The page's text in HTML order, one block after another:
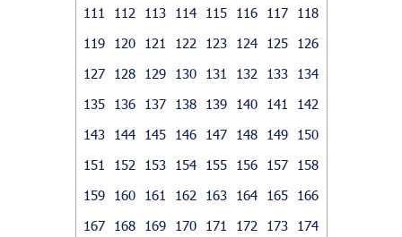
111
112 113 114 115 116 117
118
119
120 121 122 123 124 125
126
127
128 129 130 131 132 133
134
135
136 137 138 139 140 141
142
143
144 145 146 147 148 149
150
151
152 153 154 155 156 157
158
159
160 161 162 163 164 165
166
167
168 169 170 171 172 173
174